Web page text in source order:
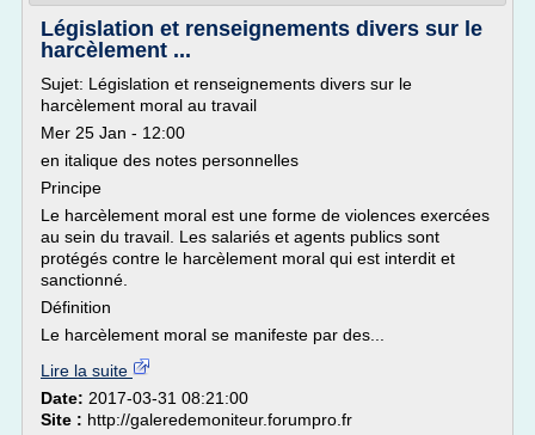
Législation et renseignements divers sur le
harcèlement ...
Sujet: Législation et renseignements divers sur le
harcèlement moral au travail
Mer 25 Jan - 12:00
en italique des notes personnelles
Principe
Le harcèlement moral est une forme de violences exercées
au sein du travail. Les salariés et agents publics sont
protégés contre le harcèlement moral qui est interdit et
sanctionné.
Définition
Le harcèlement moral se manifeste par des...
Lire la suite
Date: 2017-03-31 08:21:00
Site : http://galeredemoniteur.forumpro.fr